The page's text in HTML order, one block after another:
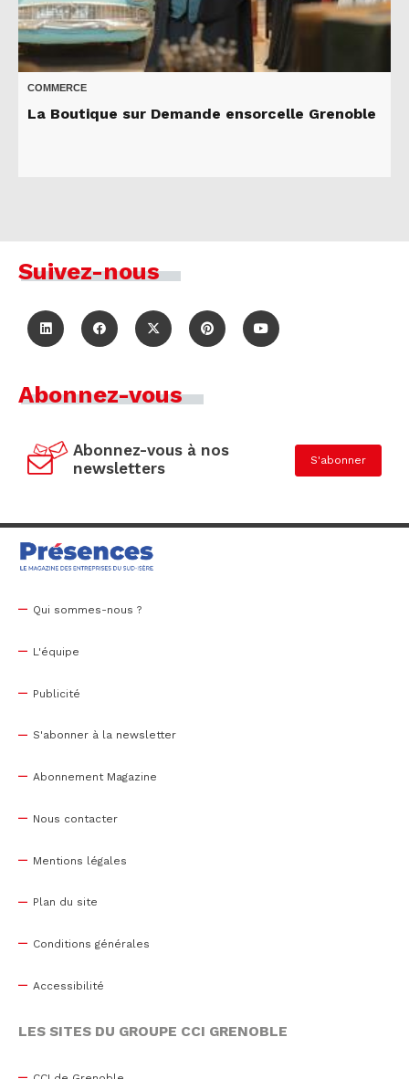
COMMERCE
La Boutique sur Demande ensorcelle Grenoble
Suivez-nous
Abonnez-vous
Abonnez-vous à nos
newsletters
S'abonner
Qui sommes-nous ?
L'équipe
Publicité
S'abonner à la newsletter
Abonnement Magazine
Nous contacter
Mentions légales
Plan du site
Conditions générales
Accessibilité
LES SITES DU GROUPE CCI GRENOBLE